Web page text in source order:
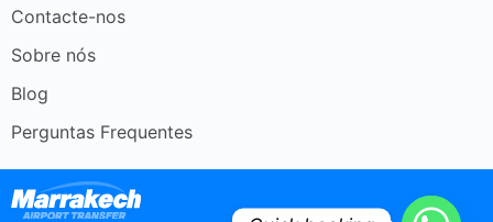
Contacte-nos
Sobre nós
Blog
Perguntas Frequentes